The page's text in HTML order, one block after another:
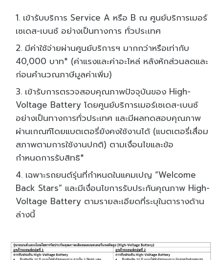
เข้ารับบริการ Service A หรือ B ณ ศูนย์บริการเมอร์
เซเดส-เบนซ์ อย่างเป็นทางการ ทั่วประเทศ
มีค่าใช้จ่ายผ่านศูนย์บริการฯ มากกว่าหรือเท่ากับ
40,000 บาท* (ค่าแรงและค่าอะไหล่ หลังหักส่วนลดและ
ก่อนคำนวณภาษีมูลค่าเพิ่ม)
เข้ารับการตรวจสอบคุณภาพปัจจุบันของ High-
Voltage Battery โดยศูนย์บริการเมอร์เซเดส-เบนซ์
อย่างเป็นทางการทั่วประเทศ และมีผลทดสอบคุณภาพ
ผ่านเกณฑ์โดยแบตเตอรี่ยังคงใช้งานได้ (แบตเตอรี่เสื่อม
สภาพตามการใช้งานปกติ) ตามเงื่อนไขและข้อ
กำหนดการรับสิทธิ*
เฉพาะรถยนต์รุ่นที่กำหนดในแคมเปญ “Welcome
Back Stars” และมีเงื่อนไขการรับประกันคุณภาพ High-
Voltage Battery ตามรายละเอียดที่ระบุในตารางด้าน
ล่างนี้